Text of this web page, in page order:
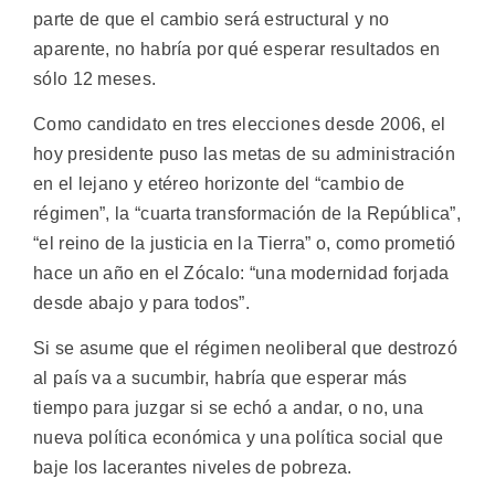
parte de que el cambio será estructural y no
aparente, no habría por qué esperar resultados en
sólo 12 meses.
Como candidato en tres elecciones desde 2006, el
hoy presidente puso las metas de su administración
en el lejano y etéreo horizonte del “cambio de
régimen”, la “cuarta transformación de la República”,
“el reino de la justicia en la Tierra” o, como prometió
hace un año en el Zócalo: “una modernidad forjada
desde abajo y para todos”.
Si se asume que el régimen neoliberal que destrozó
al país va a sucumbir, habría que esperar más
tiempo para juzgar si se echó a andar, o no, una
nueva política económica y una política social que
baje los lacerantes niveles de pobreza.